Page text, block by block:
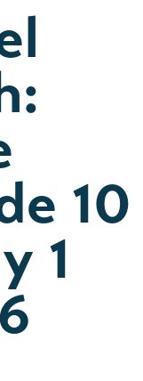
10
1